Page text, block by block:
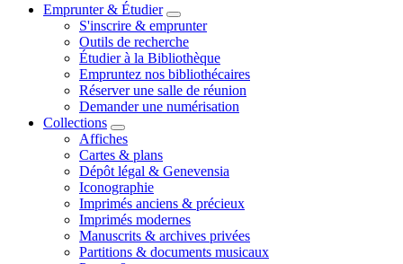
Emprunter & Étudier
S'inscrire & emprunter
Outils de recherche
Étudier à la Bibliothèque
Empruntez nos bibliothécaires
Réserver une salle de réunion
Demander une numérisation
Collections
Affiches
Cartes & plans
Dépôt légal & Genevensia
Iconographie
Imprimés anciens & précieux
Imprimés modernes
Manuscrits & archives privées
Partitions & documents musicaux